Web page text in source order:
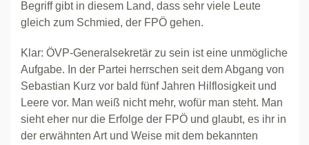
Begriff gibt in diesem Land, dass sehr viele Leute
gleich zum Schmied, der FPÖ gehen.
Klar: ÖVP-Generalsekretär zu sein ist eine unmögliche
Aufgabe. In der Partei herrschen seit dem Abgang von
Sebastian Kurz vor bald fünf Jahren Hilflosigkeit und
Leere vor. Man weiß nicht mehr, wofür man steht. Man
sieht eher nur die Erfolge der FPÖ und glaubt, es ihr in
der erwähnten Art und Weise mit dem bekannten